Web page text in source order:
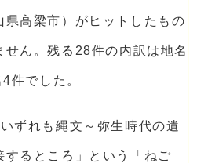
県高梁市）がヒットしたもの
ん。残る28件の内訳は地名
件でした。
ずれも縄文～弥生時代の遺
するところ」という「ねご